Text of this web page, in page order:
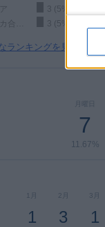
3 (5%)
3 (5%)
ランキングを見る
7
11.67%
1月
1
2月
3
3月
1